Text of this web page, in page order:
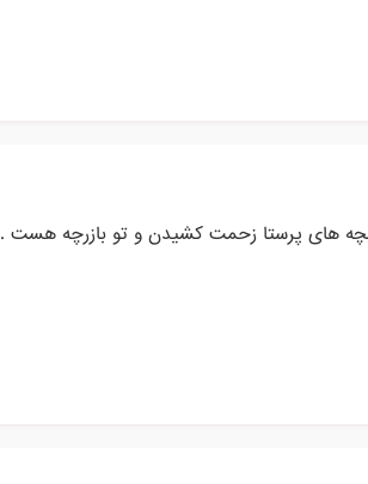
های پرستا زحمت کشیدن و تو بازرچه هست .